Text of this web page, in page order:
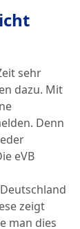
sehr
dazu. Mit
Denn
eVB
zeigt
man dies